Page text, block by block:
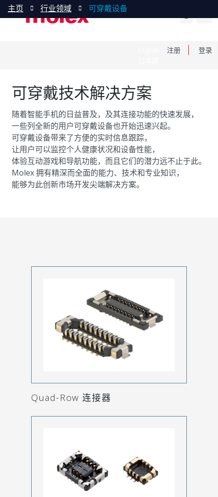
注册 登录
主页 行业领域 可穿戴设备
可穿戴技术解决方案
随着智能手机的日益普及，及其连接功能的快速发展，
一些列全新的用户可穿戴设备也开始迅速兴起。
可穿戴设备带来了方便的实时信息跟踪，
让用户可以监控个人健康状况和设备性能，
体验互动游戏和导航功能，而且它们的潜力远不止于此。
Molex 拥有精深而全面的能力、技术和专业知识，
能够为此创新市场开发尖端解决方案。
Quad-Row 连接器